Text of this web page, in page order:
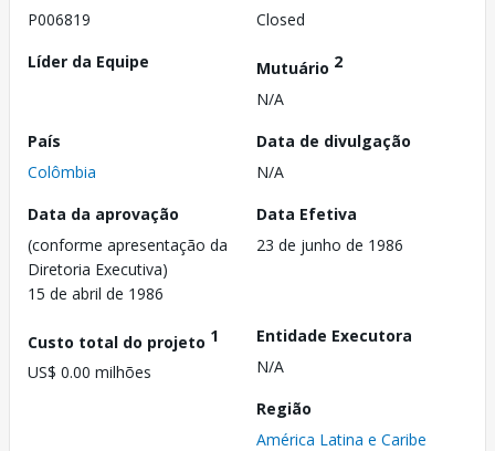
P006819
Closed
Líder da Equipe
Mutuário 2
N/A
País
Colômbia
Data de divulgação
N/A
Data da aprovação
(conforme apresentação da
Diretoria Executiva)
15 de abril de 1986
Data Efetiva
23 de junho de 1986
Custo total do projeto 1
US$ 0.00 milhões
Entidade Executora
N/A
Região
América Latina e Caribe